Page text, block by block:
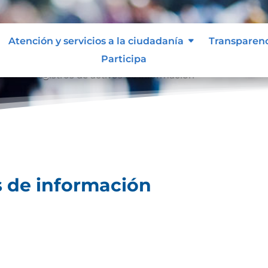
Atención y servicios a la ciudadanía
Participa
de información